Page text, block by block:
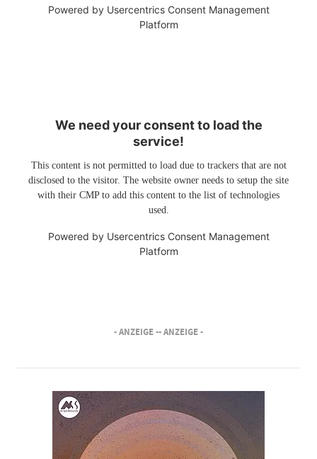
Powered by Usercentrics Consent Management
Platform
We need your consent to load the
service!
This content is not permitted to load due to trackers that are not
disclosed to the visitor. The website owner needs to setup the site
with their CMP to add this content to the list of technologies
used.
Powered by Usercentrics Consent Management
Platform
- ANZEIGE -- ANZEIGE -